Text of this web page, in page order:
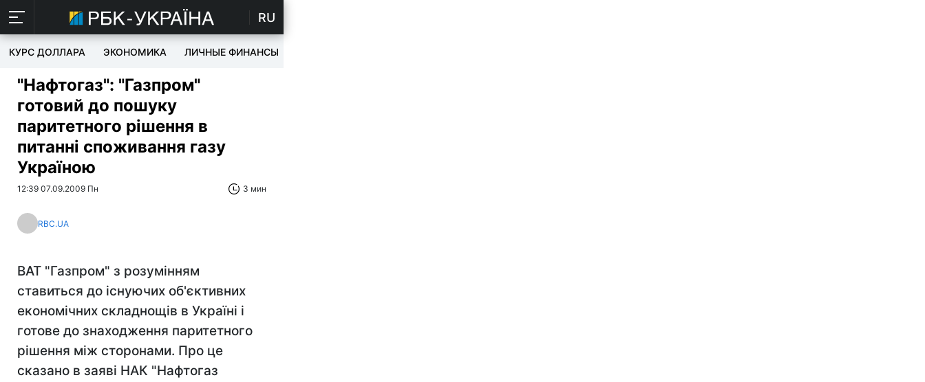
RU
КУРС ДОЛЛАРА ЭКОНОМИКА ЛИЧНЫЕ ФИНАНСЫ
"Нафтогаз": "Газпром"
готовий до пошуку
паритетного рішення в
питанні споживання газу
Україною
12:39 07.09.2009 Пн 3 мин
RBC.UA
ВАТ "Газпром" з розумінням
ставиться до існуючих об'єктивних
економічних складнощів в Україні і
готове до знаходження паритетного
рішення між сторонами. Про це
сказано в заяві НАК "Нафтогаз